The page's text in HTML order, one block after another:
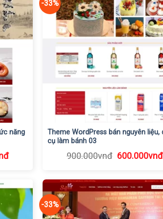
năng
Giá
600.000vnđ.
-33%
Theme WordPress bán nguyên liệu,
cụ làm bánh 03
900.000vnđ Giá
600.000vnđ
-33%